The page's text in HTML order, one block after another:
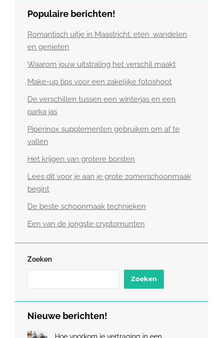
Populaire berichten!
Romantisch uitje in Maastricht: eten, wandelen
en genieten
Waarom jouw uitstraling het verschil maakt
Make-up tips voor een zakelijke fotoshoot
De verschillen tussen een winterjas en een
parka jas
Piperinox supplementen gebruiken om af te
vallen
Het krijgen van grotere borsten
Lees dit voor je aan je grote zomerschoonmaak
begint
De beste schoonmaak technieken
Een van de jongste cryptomunten
Zoeken
Zoeken
Nieuwe berichten!